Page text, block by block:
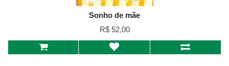
Sonho de mãe
R$ 52,00